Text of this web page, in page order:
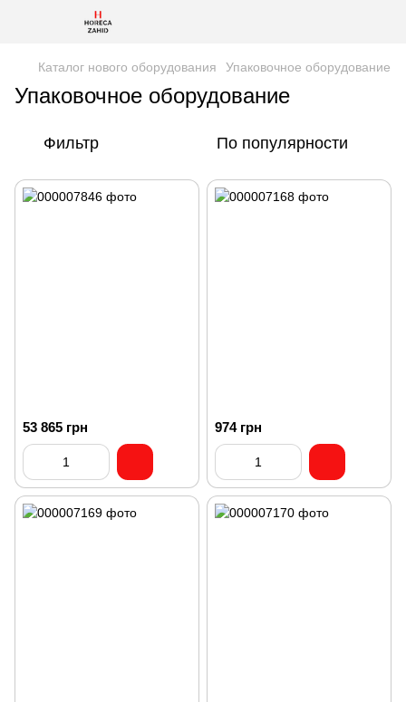
Каталог нового оборудования Упаковочное оборудование
Упаковочное оборудование
Фильтр По популярности
53 865 грн 974 грн